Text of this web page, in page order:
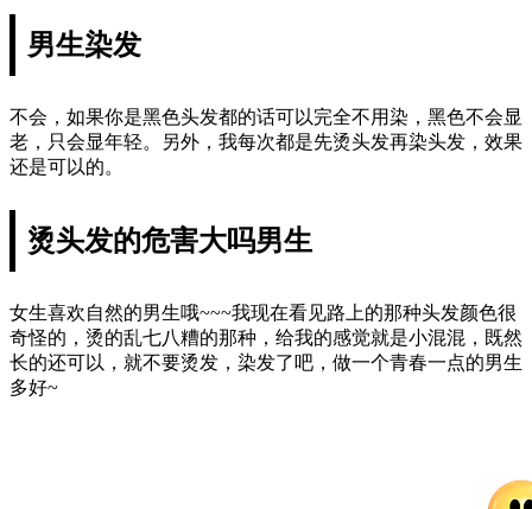
男生染发
不会，如果你是黑色头发都的话可以完全不用染，黑色不会显
老，只会显年轻。另外，我每次都是先烫头发再染头发，效果
还是可以的。
烫头发的危害大吗男生
女生喜欢自然的男生哦~~~我现在看见路上的那种头发颜色很
奇怪的，烫的乱七八糟的那种，给我的感觉就是小混混，既然
长的还可以，就不要烫发，染发了吧，做一个青春一点的男生
多好~